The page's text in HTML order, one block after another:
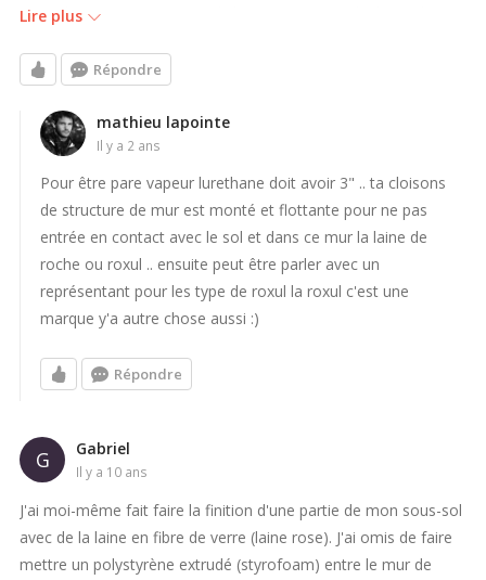
verre de marque Certainteed, il est mentionné idéal pour les
laine de verre est à éviter, je m'y perd un peu...
Lorsqu'il y a deux pouces d'uréthane qui ont été giclée sur les
murs de la fondation (à l'intérieur), qu'est-ce que empêcherait
d'ajouter de la laine de verre par dessus? L'humidité du béton
étant forcée de s'échappée vers l'extérieur plutôt qu'à
l'intérieur, l'isolant devrait rester au sec, non?
Lire plus
Répondre
mathieu lapointe
il y a 2 ans
Pour être pare vapeur lurethane doit avoir 3" .. ta cloisons
de structure de mur est monté et flottante pour ne pas
entrée en contact avec le sol et dans ce mur la laine de
roche ou roxul .. ensuite peut être parler avec un
représentant pour les type de roxul la roxul c'est une
marque y'a autre chose aussi :)
Répondre
G Gabriel
il y a 10 ans
J'ai moi-même fait faire la finition d'une partie de mon sous-sol
avec de la laine en fibre de verre (laine rose). J'ai omis de faire
mettre un polystyrène extrudé (styrofoam) entre le mur de